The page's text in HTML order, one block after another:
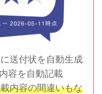
送付状を自動生成
容を自動記載
内容の間違いもな